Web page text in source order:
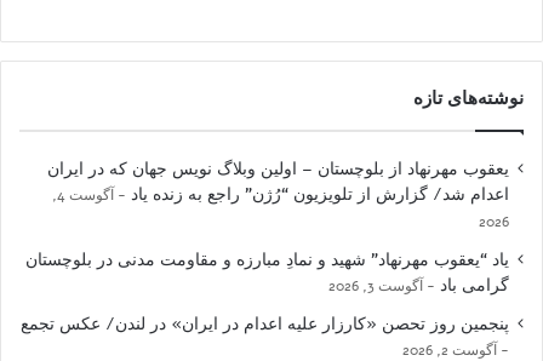
نوشته‌های تازه
یعقوب مهرنهاد از بلوچستان – اولین وبلاگ نویس جهان که در ایران
اعدام شد/ گزارش از تلویزیون “رُژن” راجع به زنده یاد
آگوست 4,
2026
یاد “یعقوب مهرنهاد” شهید و نمادِ مبارزه و مقاومت مدنی در بلوچستان
گرامی باد
آگوست 3, 2026
پنجمین روز تحصن «کارزار علیه اعدام در ایران» در لندن/ عکس تجمع
آگوست 2, 2026